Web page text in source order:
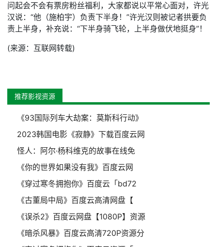
问起会不会有票房粉丝福利，大家都说以平常心面对，许光
汉说：“他（施柏宇）负责下半身！”许光汉则被记者拱要负
责上半身，补充说：“下半身骑飞轮，上半身做伏地挺身”！
(来源：互联网转载)
推荐影视资源
《93国际列车大劫案：莫斯科行动》
2023韩国电影《寂静》下载百度云网
怪人：阿尔·杨科维克的故事在线免
《你的世界如果没有我》百度云网
《穿过寒冬拥抱你》百度云「bd72
《古董局中局》百度云高清网盘【
《误杀2》百度云网盘【1080P】资源
《暗杀风暴》百度云高清720P资源分